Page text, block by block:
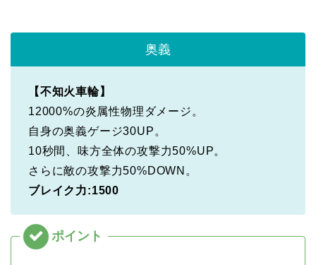
奥義
【不知火車輪】
12000%の炎属性物理ダメージ。
自身の奥義ゲージ30UP。
10秒間、味方全体の攻撃力50%UP。
さらに敵の攻撃力50%DOWN。
ブレイク力:1500